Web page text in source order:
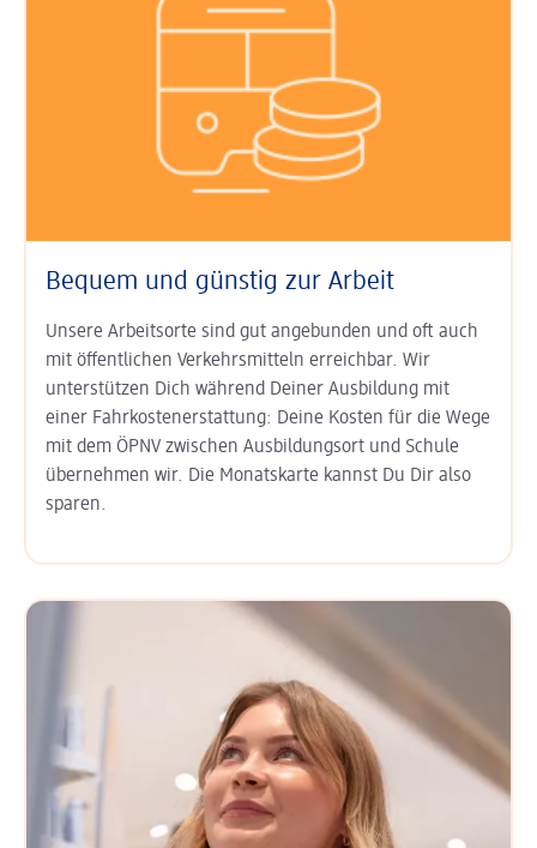
Bequem und günstig zur Arbeit
Unsere Arbeitsorte sind gut an­ge­bunden und oft auch
mit öffent­lichen Verkehrs­mitteln erreichbar. Wir
unterstützen Dich während Deiner Aus­bildung mit
einer Fahr­kosten­erstat­tung: Deine Kosten für die Wege
mit dem ÖPNV zwischen Ausbildungs­ort und Schule
übernehmen wir. Die Monats­karte kannst Du Dir also
sparen.